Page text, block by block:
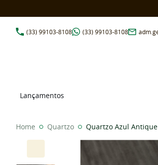
(33) 99103-8108 (33) 99103-8108
Lançamentos
Home Quartzo Quartzo Azul